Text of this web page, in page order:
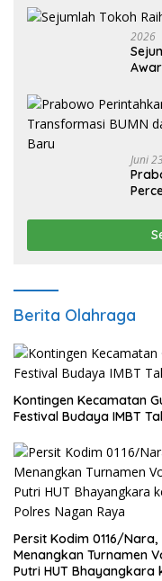
2026
Juni
Berita Olahraga
Kontingen Kecamatan
Festival Budaya IMBT
Persit Kodim 0116/Nara,
Menangkan Turnamen
Putri HUT Bhayangkara